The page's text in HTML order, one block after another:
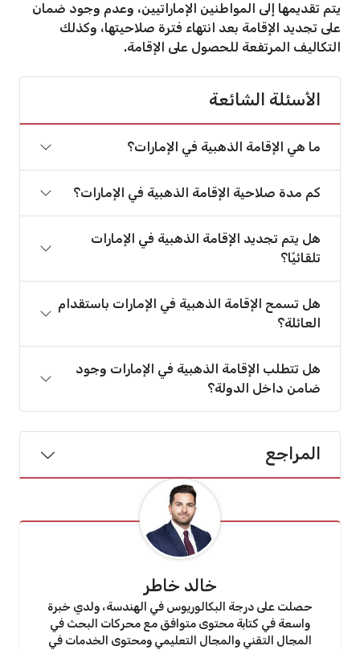
يتم تقديمها إلى المواطنين الإماراتيين، وعدم وجود ضمان
على تجديد الإقامة بعد انتهاء فترة صلاحيتها، وكذلك
التكاليف المرتفعة للحصول على الإقامة.
الأسئلة الشائعة
ما هي الإقامة الذهبية في الإمارات؟
كم مدة صلاحية الإقامة الذهبية في الإمارات؟
هل يتم تجديد الإقامة الذهبية في الإمارات
تلقائيًا؟
هل تسمح الإقامة الذهبية في الإمارات باستقدام
العائلة؟
هل تتطلب الإقامة الذهبية في الإمارات وجود
ضامن داخل الدولة؟
المراجع
خالد خاطر
حصلت على درجة البكالوريوس في الهندسة، ولدي خبرة
واسعة في كتابة محتوى متوافق مع محركات البحث في
المجال التقني والمجال التعليمي ومحتوى الخدمات في